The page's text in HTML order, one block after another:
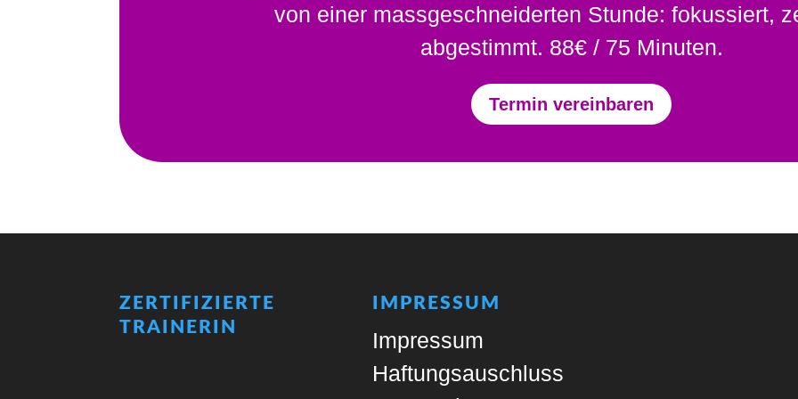
von einer massgeschneiderten Stunde: fokussiert,
abgestimmt. 88€ / 75 Minuten.
Termin vereinbaren
ZERTIFIZIERTE
TRAINERIN
IMPRESSUM
Impressum
Haftungsauschluss